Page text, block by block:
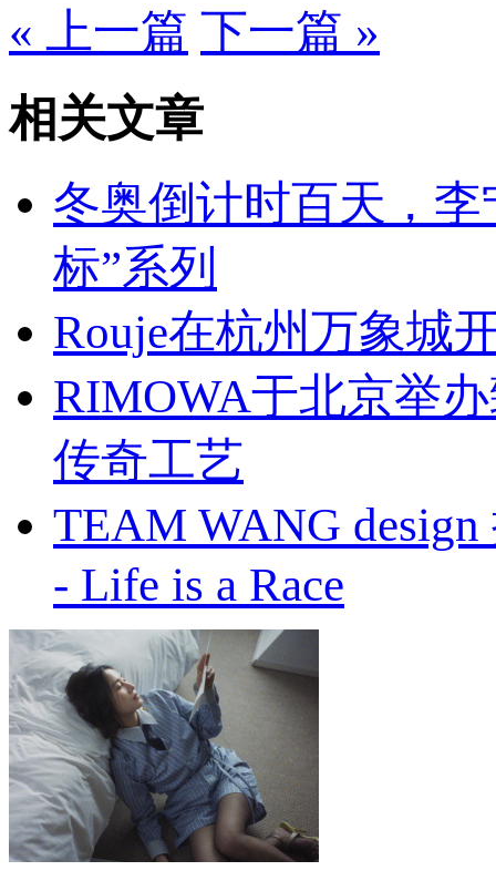
« 上一篇 下一篇 »
相关文章
冬奥倒计时百天，
标”系列
Rouje在杭州万象城
RIMOWA于北京举
传奇工艺
TEAM WANG
- Life is a Race